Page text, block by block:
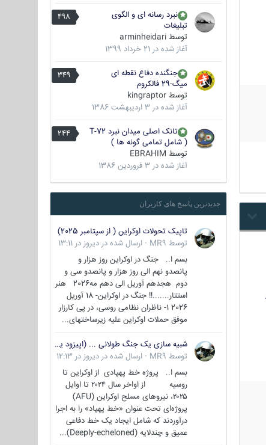
498
نبرد رسانه ای و الگوی
تبلیغات
توسط arminheidari
آغاز شده در 21 خرداد 1399
349
جنگنده دفاع نقطه ای
میگ-29 فالکروم
توسط kingraptor
آغاز شده در 3 اردیبهشت 1386
244
تانک اصلی میدان نبرد T-72
( شامل تمامی گونه ها )
توسط EBRAHIM
آغاز شده در 3 فروردین 1386
جدیدترین پاسخ های کاربران
تاپیک تحولات اوکراین ( از سپتامبر 2025)
توسط MR9
· ارسال شده در دیروز در 13:11
بسم ا.. جنگ در اوکراین روز هزار و
پانصدو نهم الی روز هزار و پانصدو سی و
دوم هجدهم آوریل الی دهم مه2026 هنر
استتار.......!! جنگ در اوکراین- 18 آوریل
2026 1- ناظران نظامی روسی، در پی کارزار
موفق حملات اوکراین علیه زیرساختهای...
شبیه سازی یک جنگ طولانی ... (اپیزود یکم : اوکراین )
توسط MR9
· ارسال شده در دیروز در 12:13
بسم ا.. پروژه خط پهپادی از اوکراین تا
روسیه از اواخر سال ۲۰۲۴ تا اوایل
۲۰۲۵، نیروهای مسلح اوکراین (AFU)
پروژه‌ای تحت عنوان «خط پهپاد» را به اجرا
درآوردند که شامل ایجاد یک خط دفاعی
عمیق و چندلایه (Deeply-echeloned)...